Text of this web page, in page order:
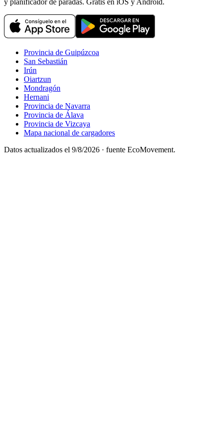
y planificador de paradas. Gratis en iOS y Android.
Provincia de Guipúzcoa
San Sebastián
Irún
Oiartzun
Mondragón
Hernani
Provincia de Navarra
Provincia de Álava
Provincia de Vizcaya
Mapa nacional de cargadores
Datos actualizados el 9/8/2026 · fuente EcoMovement.